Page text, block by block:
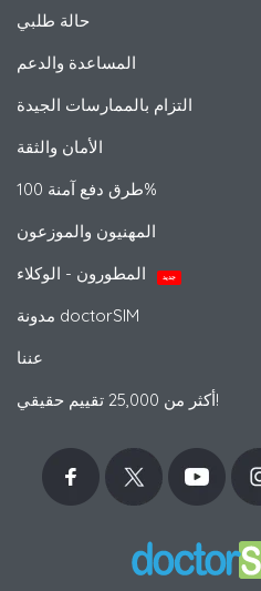
حالة طلبي
المساعدة والدعم
التزام بالممارسات الجيدة
الأمان والثقة
طرق دفع آمنة 100%
المهنيون والموزعون
جديد
مدونة doctorSIM
عننا
أكثر من 25,000 تقييم حقيقي!